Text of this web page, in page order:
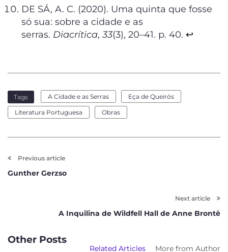
DE SÁ, A. C. (2020). Uma quinta que fosse
só sua: sobre a cidade e as
serras. Diacrítica,33(3), 20–41. p. 40. ↩︎
Tags A Cidade e as Serras Eça de Queirós
Literatura Portuguesa Obras
Previous article
Gunther Gerzso
Next article
A Inquilina de Wildfell Hall de Anne Brontë
Other Posts
Related Articles More from Author